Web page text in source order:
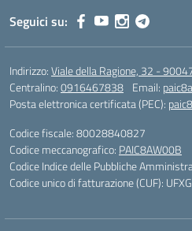
Seguici su:
Indirizzo:Viale della Ragione, 32 -
Centralino:0916467838 Email:
Posta elettronica certificata (PEC):
Codice fiscale: 80028840827
Codice meccanografico: PAIC8AW00B
Codice Indice delle Pubbliche
Codice unico di fatturazione (CUF):